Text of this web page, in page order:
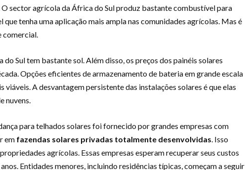
sector agrícola da África do Sul produz bastante combustível para
tenha uma aplicação mais ampla nas comunidades agrícolas. Mas é
comercial.
do Sul tem bastante sol. Além disso, os preços dos painéis solares
Opções eficientes de armazenamento de bateria em grande escala
viáveis. A desvantagem persistente das instalações solares é que elas
nuvens.
para telhados solares foi fornecido por grandes empresas com
em fazendas solares privadas totalmente desenvolvidas. Isso
agrícolas. Essas empresas esperam recuperar seus custos
Entidades menores, incluindo residências típicas, começam a seguir